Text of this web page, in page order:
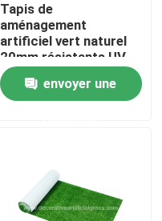
Tapis de
aménagement
artificiel vert naturel
20mm résistants UV
de gazon d'herbe
envoyer une